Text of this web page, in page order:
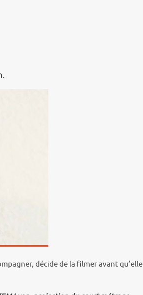
décide de la filmer avant qu’elle